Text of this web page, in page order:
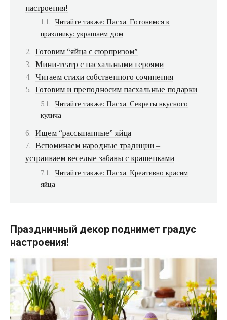
настроения!
Читайте также: Пасха. Готовимся к
празднику: украшаем дом
Готовим “яйца с сюрпризом”
Мини-театр с пасхальными героями
Читаем стихи собственного сочинения
Готовим и преподносим пасхальные подарки
Читайте также: Пасха. Секреты вкусного
кулича
Ищем “рассыпанные” яйца
Вспоминаем народные традиции –
устраиваем веселые забавы с крашенками
Читайте также: Пасха. Креативно красим
яйца
Праздничный декор поднимет градус
настроения!